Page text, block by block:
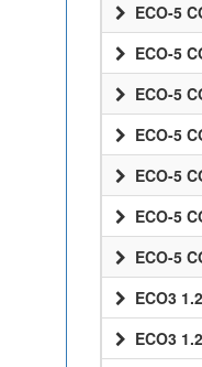
ECO-5
ECO-5
ECO-5
ECO-5
ECO-5
ECO-5
ECO-5
ECO3
ECO3